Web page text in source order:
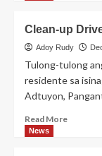
sa
MisOcc
Clean-up
Adoy Rudy
Tulong-tulong
residente sa
Adtuyon,
Read MoreRead
News